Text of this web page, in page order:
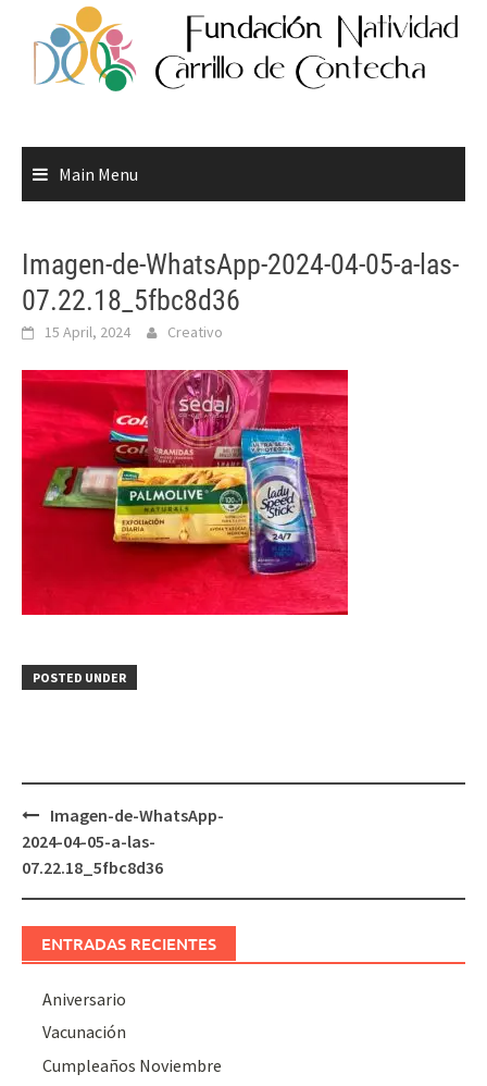
content
Main Menu
Imagen-de-WhatsApp-2024-04-05-a-las-
07.22.18_5fbc8d36
15 April, 2024 Creativo
POSTED UNDER
Post
navigation
Imagen-de-WhatsApp-
2024-04-05-a-las-
07.22.18_5fbc8d36
ENTRADAS RECIENTES
Aniversario
Vacunación
Cumpleaños Noviembre